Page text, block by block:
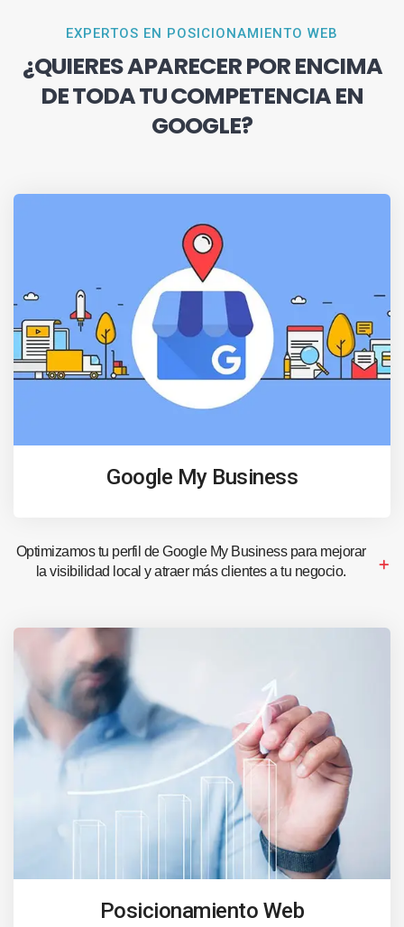
EXPERTOS EN POSICIONAMIENTO WEB
¿QUIERES APARECER POR ENCIMA
DE TODA TU COMPETENCIA EN
GOOGLE?
Google My Business
Optimizamos tu perfil de Google My Business para mejorar
la visibilidad local y atraer más clientes a tu negocio.
Posicionamiento Web